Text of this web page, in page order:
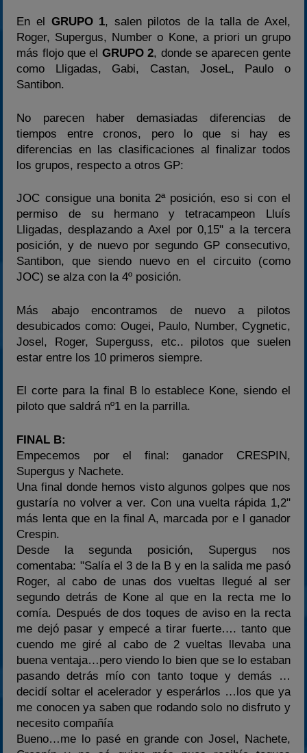
En el GRUPO 1, salen pilotos de la talla de Axel,
Roger, Supergus, Number o Kone, a priori un grupo
más flojo que el GRUPO 2, donde se aparecen gente
como Lligadas, Gabi, Castan, JoseL, Paulo o
Santibon.
No parecen haber demasiadas diferencias de
tiempos entre cronos, pero lo que si hay es
diferencias en las clasificaciones al finalizar todos
los grupos, respecto a otros GP:
JOC consigue una bonita 2ª posición, eso si con el
permiso de su hermano y tetracampeon Lluís
Lligadas, desplazando a Axel por 0,15" a la tercera
posición, y de nuevo por segundo GP consecutivo,
Santibon, que siendo nuevo en el circuito (como
JOC) se alza con la 4º posición.
Más abajo encontramos de nuevo a pilotos
desubicados como: Ougei, Paulo, Number, Cygnetic,
Josel, Roger, Superguss, etc.. pilotos que suelen
estar entre los 10 primeros siempre.
El corte para la final B lo establece Kone, siendo el
piloto que saldrá nº1 en la parrilla.
FINAL B:
Empecemos por el final: ganador CRESPIN,
Supergus y Nachete.
Una final donde hemos visto algunos golpes que nos
gustaría no volver a ver. Con una vuelta rápida 1,2"
más lenta que en la final A, marcada por e l ganador
Crespin.
Desde la segunda posición, Supergus nos
comentaba: "Salía el 3 de la B y en la salida me pasó
Roger, al cabo de unas dos vueltas llegué al ser
segundo detrás de Kone al que en la recta me lo
comía. Después de dos toques de aviso en la recta
me dejó pasar y empecé a tirar fuerte…. tanto que
cuendo me giré al cabo de 2 vueltas llevaba una
buena ventaja…pero viendo lo bien que se lo estaban
pasando detrás mío con tanto toque y demás …
decidí soltar el acelerador y esperárlos …los que ya
me conocen ya saben que rodando solo no disfruto y
necesito compañía
Bueno…me lo pasé en grande con Josel, Nachete,